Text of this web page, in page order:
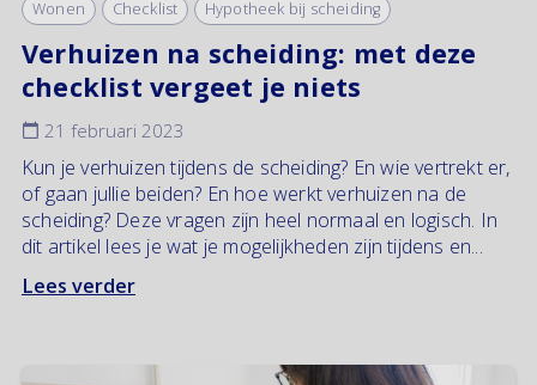
Wonen Checklist Hypotheek bij scheiding
Verhuizen na scheiding: met deze
checklist vergeet je niets
21 februari 2023
Kun je verhuizen tijdens de scheiding? En wie vertrekt er,
of gaan jullie beiden? En hoe werkt verhuizen na de
scheiding? Deze vragen zijn heel normaal en logisch. In
dit artikel lees je wat je mogelijkheden zijn tijdens en...
Lees verder